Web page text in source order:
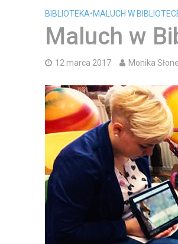
BIBLIOTEKA•MALUCH W
Maluch w
12 marca 2017 Monika